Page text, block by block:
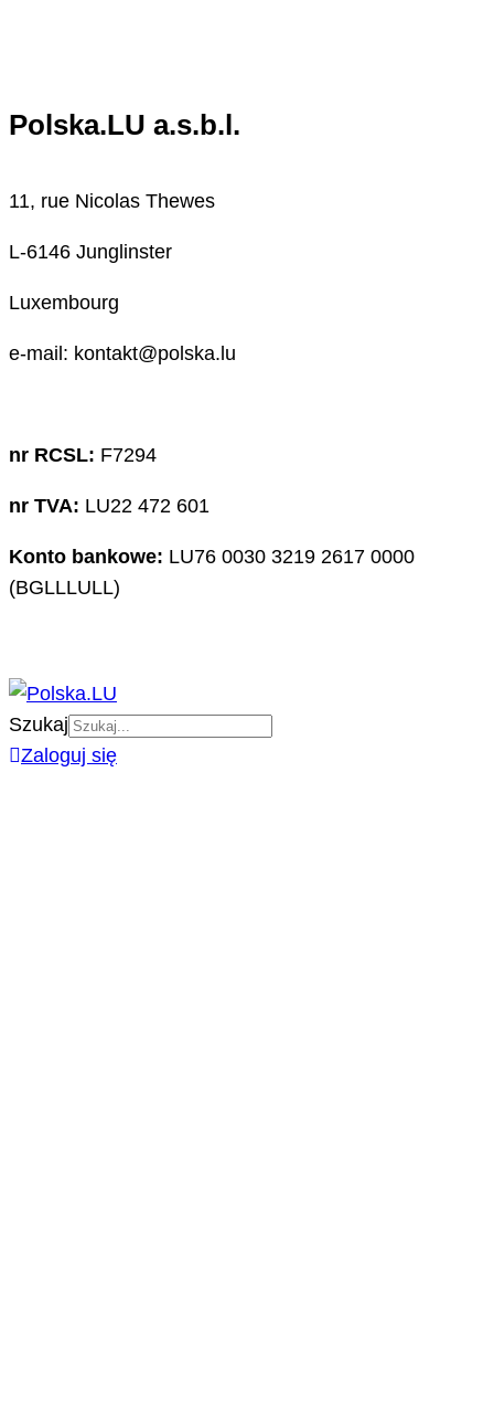
Polska.LU a.s.b.l.
11, rue Nicolas Thewes
L-6146 Junglinster
Luxembourg
e-mail: kontakt@polska.lu
nr RCSL: F7294
nr TVA: LU22 472 601
Konto bankowe: LU76 0030 3219 2617 0000
(BGLLLULL)
Szukaj
Zaloguj się